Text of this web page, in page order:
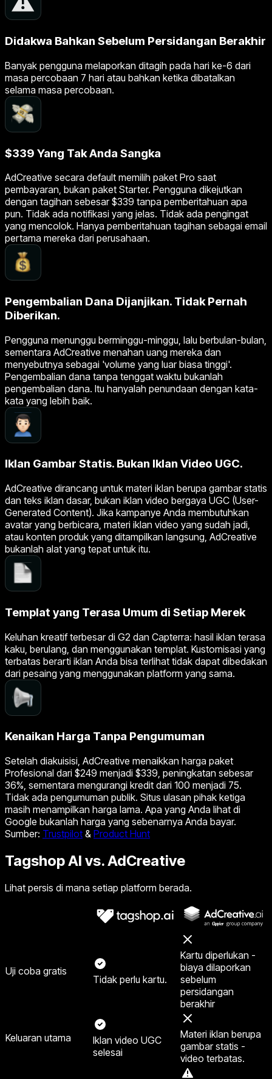
Didakwa Bahkan Sebelum Persidangan Berakhir
Banyak pengguna melaporkan ditagih pada hari ke-6 dari
masa percobaan 7 hari atau bahkan ketika dibatalkan
selama masa percobaan.
$339 Yang Tak Anda Sangka
AdCreative secara default memilih paket Pro saat
pembayaran, bukan paket Starter. Pengguna dikejutkan
dengan tagihan sebesar $339 tanpa pemberitahuan apa
pun. Tidak ada notifikasi yang jelas. Tidak ada pengingat
yang mencolok. Hanya pemberitahuan tagihan sebagai email
pertama mereka dari perusahaan.
Pengembalian Dana Dijanjikan. Tidak Pernah
Diberikan.
Pengguna menunggu berminggu-minggu, lalu berbulan-bulan,
sementara AdCreative menahan uang mereka dan
menyebutnya sebagai 'volume yang luar biasa tinggi'.
Pengembalian dana tanpa tenggat waktu bukanlah
pengembalian dana. Itu hanyalah penundaan dengan kata-
kata yang lebih baik.
Iklan Gambar Statis. Bukan Iklan Video UGC.
AdCreative dirancang untuk materi iklan berupa gambar statis
dan teks iklan dasar, bukan iklan video bergaya UGC (User-
Generated Content). Jika kampanye Anda membutuhkan
avatar yang berbicara, materi iklan video yang sudah jadi,
atau konten produk yang ditampilkan langsung, AdCreative
bukanlah alat yang tepat untuk itu.
Templat yang Terasa Umum di Setiap Merek
Keluhan kreatif terbesar di G2 dan Capterra: hasil iklan terasa
kaku, berulang, dan menggunakan templat. Kustomisasi yang
terbatas berarti iklan Anda bisa terlihat tidak dapat dibedakan
dari pesaing yang menggunakan platform yang sama.
Kenaikan Harga Tanpa Pengumuman
Setelah diakuisisi, AdCreative menaikkan harga paket
Profesional dari $249 menjadi $339, peningkatan sebesar
36%, sementara mengurangi kredit dari 100 menjadi 75.
Tidak ada pengumuman publik. Situs ulasan pihak ketiga
masih menampilkan harga lama. Apa yang Anda lihat di
Google bukanlah harga yang sebenarnya Anda bayar.
Sumber: Trustpilot & Product Hunt
Tagshop AI vs. AdCreative
Lihat persis di mana setiap platform berada.
Uji coba gratis
Tidak perlu kartu.
Kartu diperlukan -
biaya dilaporkan
sebelum
persidangan
berakhir
Keluaran utama
Iklan video UGC
selesai
Materi iklan berupa
gambar statis -
video terbatas.